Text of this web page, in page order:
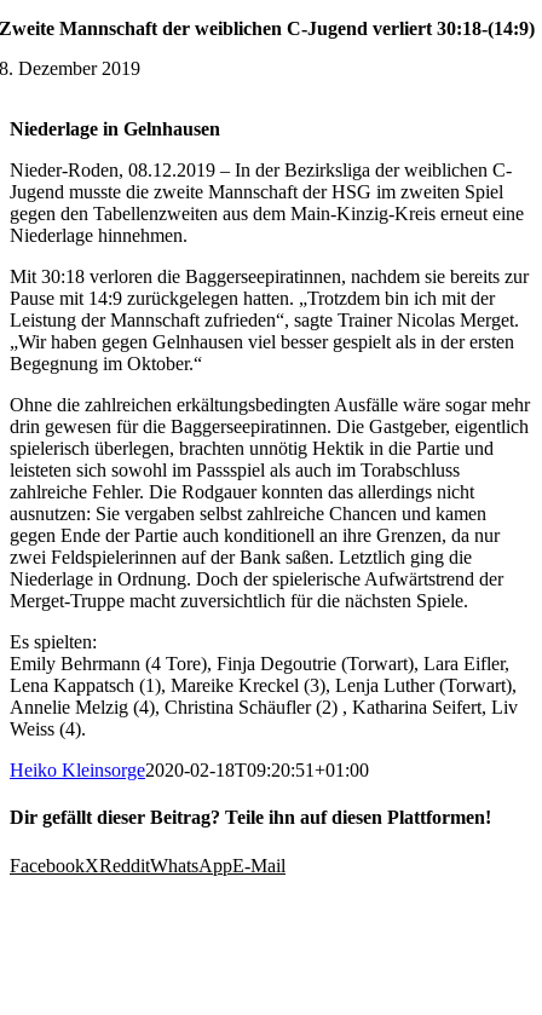
Zweite Mannschaft der weiblichen C-Jugend verliert 30:18-(14:9)
8. Dezember 2019
Niederlage in Gelnhausen
Nieder-Roden, 08.12.2019 – In der Bezirksliga der weiblichen C-
Jugend musste die zweite Mannschaft der HSG im zweiten Spiel
gegen den Tabellenzweiten aus dem Main-Kinzig-Kreis erneut eine
Niederlage hinnehmen.
Mit 30:18 verloren die Baggerseepiratinnen, nachdem sie bereits zur
Pause mit 14:9 zurückgelegen hatten. „Trotzdem bin ich mit der
Leistung der Mannschaft zufrieden“, sagte Trainer Nicolas Merget.
„Wir haben gegen Gelnhausen viel besser gespielt als in der ersten
Begegnung im Oktober.“
Ohne die zahlreichen erkältungsbedingten Ausfälle wäre sogar mehr
drin gewesen für die Baggerseepiratinnen. Die Gastgeber, eigentlich
spielerisch überlegen, brachten unnötig Hektik in die Partie und
leisteten sich sowohl im Passspiel als auch im Torabschluss
zahlreiche Fehler. Die Rodgauer konnten das allerdings nicht
ausnutzen: Sie vergaben selbst zahlreiche Chancen und kamen
gegen Ende der Partie auch konditionell an ihre Grenzen, da nur
zwei Feldspielerinnen auf der Bank saßen. Letztlich ging die
Niederlage in Ordnung. Doch der spielerische Aufwärtstrend der
Merget-Truppe macht zuversichtlich für die nächsten Spiele.
Es spielten:
Emily Behrmann (4 Tore), Finja Degoutrie (Torwart), Lara Eifler,
Lena Kappatsch (1), Mareike Kreckel (3), Lenja Luther (Torwart),
Annelie Melzig (4), Christina Schäufler (2) , Katharina Seifert, Liv
Weiss (4).
Heiko Kleinsorge2020-02-18T09:20:51+01:00
Dir gefällt dieser Beitrag? Teile ihn auf diesen Plattformen!
FacebookXRedditWhatsAppE-Mail